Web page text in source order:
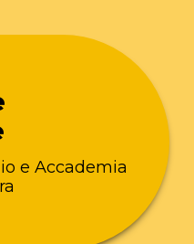
e Accademia